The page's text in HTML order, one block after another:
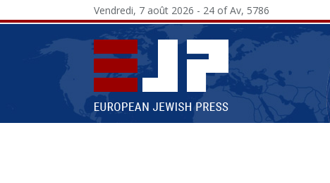
Vendredi, 7 août 2026 - 24 of Av, 5786